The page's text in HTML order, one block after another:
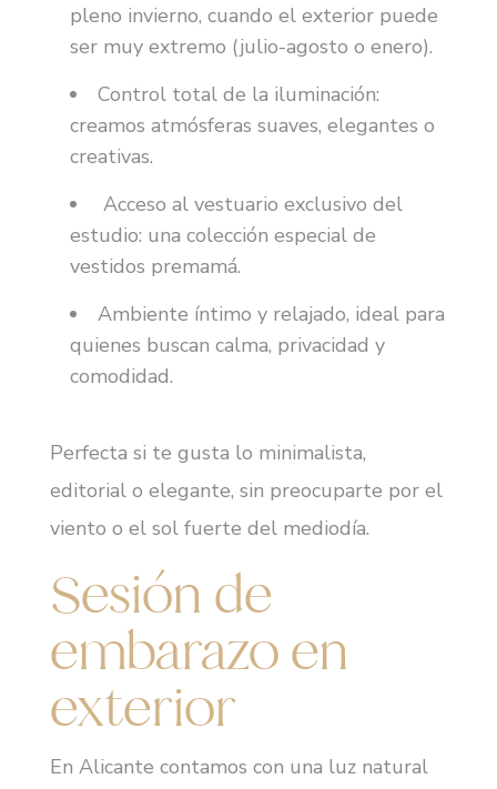
pleno invierno, cuando el exterior puede
ser muy extremo (julio-agosto o enero).
Control total de la iluminación:
creamos atmósferas suaves, elegantes o
creativas.
Acceso al vestuario exclusivo del
estudio: una colección especial de
vestidos premamá.
Ambiente íntimo y relajado, ideal para
quienes buscan calma, privacidad y
comodidad.
Perfecta si te gusta lo minimalista,
editorial o elegante, sin preocuparte por el
viento o el sol fuerte del mediodía.
Sesión de
embarazo en
exterior
En Alicante contamos con una luz natural